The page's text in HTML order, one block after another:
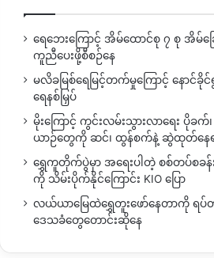
ရေဘေးကြောင့် အိမ်ထောင်စု ၇ စု အိမ်ခြ
ကူညီပေးဖို့စီစဉ်နေ
မလိခမြစ်ရေမြင့်တက်မှုကြောင့် နောင်ခို
ရေနစ်မြှပ်
မိုးကြောင့် ကွင်းလမ်းသွားလာရေး ပိုခ
ယာဉ်တွေကို ဆင်၊ ထွန်စက်နဲ့ ဆွဲထုတ်နေ
ရွှေကူတိုက်ပွဲမှာ အရေးပါတဲ့ စစ်တပ်စခန်
ကို သိမ်းပိုက်နိုင်ကြောင်း KIO ပြော
လယ်ယာမြေထဲရွှေတူးဖော်နေတာကို ရပ်
ဒေသခံတွေတောင်းဆိုနေ